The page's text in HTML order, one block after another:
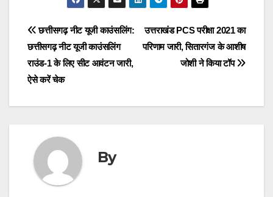
Post
navigation
उत्तराखंड PCS परीक्षा 2021 का
परिणाम जारी, सितारगंज के आशीष
जोशी ने किया टॉप
छत्तीसगढ़ नीट यूजी काउंसलिंग:
छत्तीसगढ़ नीट यूजी काउंसलिंग
राउंड-1 के लिए सीट आवंटन जारी,
ऐसे करें चेक
By